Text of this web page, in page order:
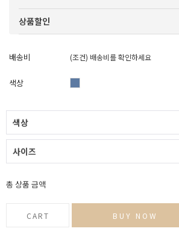
상품할인
배송비 (조건) 배송비를 확인하세요
색상
색상
사이즈
총 상품 금액
CART BUY NOW